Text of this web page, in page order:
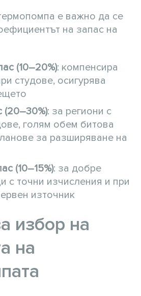
е важно да се
на запас на
(10–20%): компенсира
студове, осигурява
(20–30%): за региони с
голям обем битова
за разширяване на
(10–15%): за добре
с точни изчисления и при
източник
избор на
на